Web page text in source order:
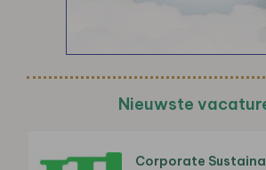
Nieuwste
Corporate